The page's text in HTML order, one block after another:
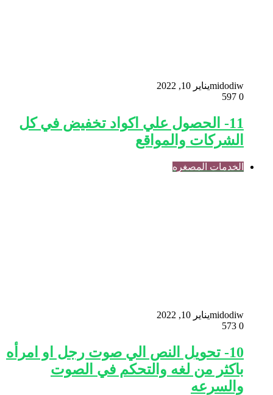
midodiwيناير 10, 2022
0
11- الحصول علي اكواد تخفيض في كل
الشركات والمواقع
الخدمات المصغره
midodiwيناير 10, 2022
0
10- تحويل النص الي صوت رجل او امرأه
باكثر من لغه والتحكم في الصوت
والسرعه